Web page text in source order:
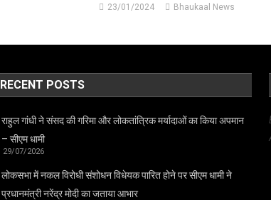
23/01/2024 Bhaukaal News
RECENT POSTS
राहुल गांधी ने संसद की गरिमा और लोकतांत्रिक मर्यादाओं का किया अपमान
– सीएम धामी
29/07/2026
लोकसभा में नकल विरोधी संशोधन विधेयक पारित होने पर सीएम धामी ने
प्रधानमंत्री नरेंद्र मोदी का जताया आभार